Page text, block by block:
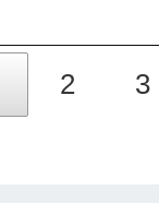
2 3